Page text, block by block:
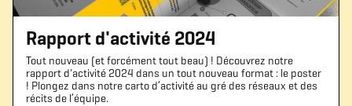
Rapport d'activité 2024
Tout nouveau (et forcément tout beau) ! Découvrez notre
rapport d'activité 2024 dans un tout nouveau format : le poster
! Plongez dans notre carto d’activité au gré des réseaux et des
récits de l’équipe.